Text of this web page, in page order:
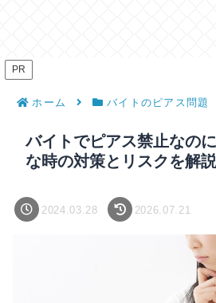
PR
ホーム バイトのピアス問題
バイトでピアス禁止なの
な時の対策とリスクを解説
2024.03.28 2026.07.21